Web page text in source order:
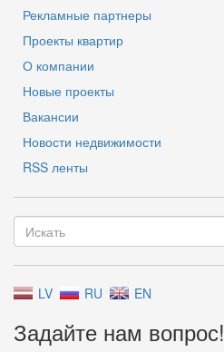
Рекламные партнеры
Проекты квартир
О компании
Новые проекты
Вакансии
Новости недвижимости
RSS ленты
LV RU EN
Задайте нам вопрос!